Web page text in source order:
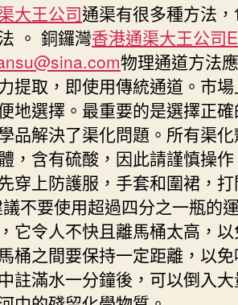
大王公司通渠有很多種方法
。 銅鑼灣香港通渠大王公司
物理通道方法
提取，即使用傳統通道。市
地選擇。最重要的是選擇正
品解決了渠化問題。所有渠
，含有硫酸，因此請謹慎操
穿上防護服，手套和圍裙，
不要使用超過四分之一瓶的
它令人不快且離馬桶太高，
桶之間要保持一定距離，以
註滿水一分鐘後，可以倒入